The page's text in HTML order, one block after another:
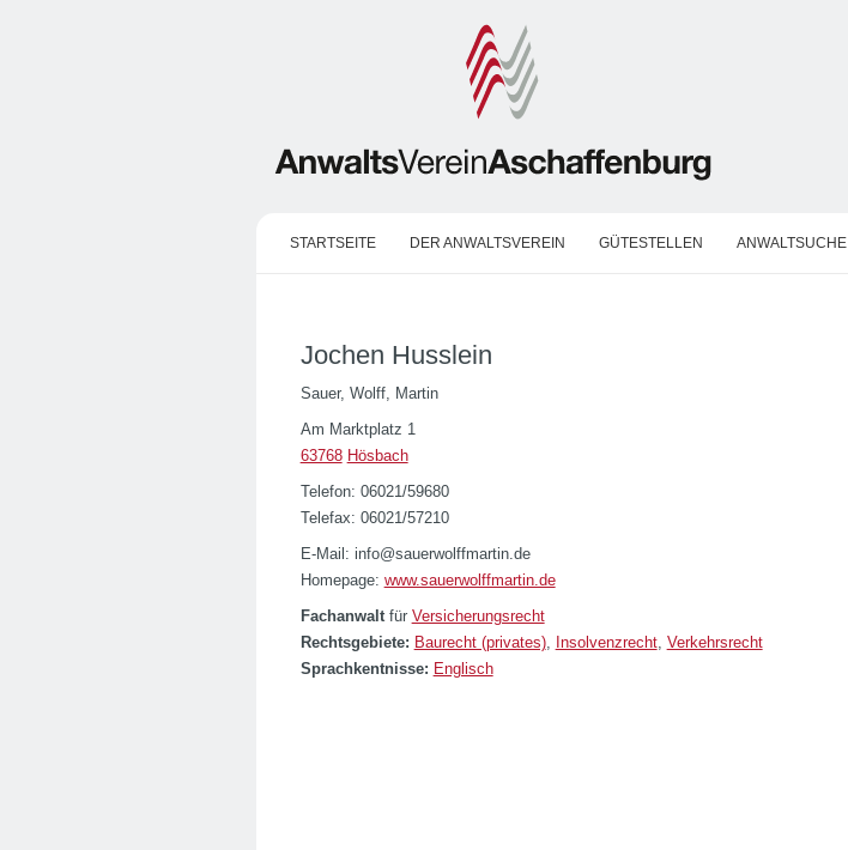
STARTSEITE DER ANWALTSVEREIN GÜTESTELLEN ANWALTSUCHE
Jochen Husslein
Sauer, Wolff, Martin
Am Marktplatz 1
63768 Hösbach
Telefon: 06021/59680
Telefax: 06021/57210
E-Mail: info@sauerwolffmartin.de
Homepage: www.sauerwolffmartin.de
Fachanwaltfür Versicherungsrecht
Rechtsgebiete: Baurecht (privates), Insolvenzrecht, Verkehrsrecht
Sprachkentnisse: Englisch